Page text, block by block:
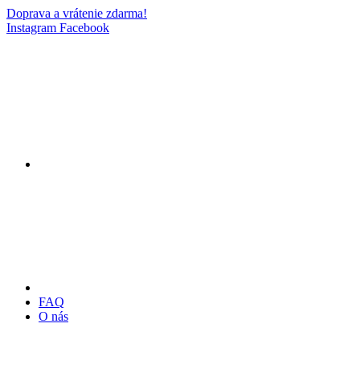
Doprava a vrátenie zdarma!
Instagram Facebook
FAQ
O nás